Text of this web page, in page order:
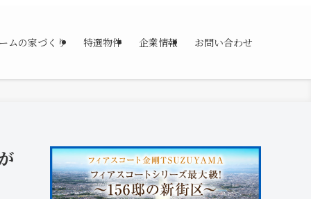
ムの家づくり 特選物件 企業情報 お問い合わせ